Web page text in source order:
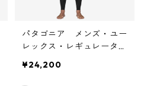
パタゴニア メンズ・ユー
レックス・レギュレータ
ン (カラー Black) 885
66 Patagonia Men's Yul
¥24,200